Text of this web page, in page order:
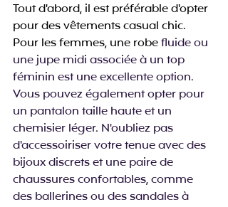
Tout d'abord, il est préférable d'opter
pour des vêtements casual chic.
Pour les femmes, une robe fluide ou
une jupe midi associée à un top
féminin est une excellente option.
Vous pouvez également opter pour
un pantalon taille haute et un
chemisier léger. N'oubliez pas
d'accessoiriser votre tenue avec des
bijoux discrets et une paire de
chaussures confortables, comme
des ballerines ou des sandales à